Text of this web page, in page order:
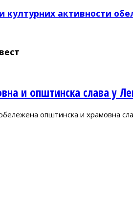
културних активности
и општинска слава у
општинска и храмовна